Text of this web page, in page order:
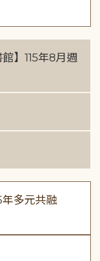
】115年8月週
年多元共融